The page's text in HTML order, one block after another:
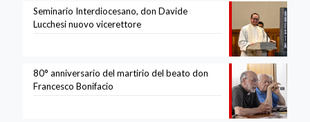
Seminario Interdiocesano, don Davide
Lucchesi nuovo vicerettore
80° anniversario del martirio del beato don
Francesco Bonifacio